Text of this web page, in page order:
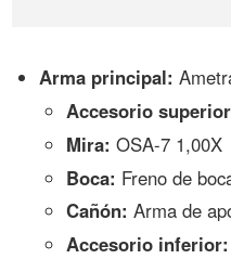
Arma principal:
Accesorio
Mira: OSA-7 1,00X
Boca: Freno de
Cañón: Arma de
Accesorio inferior: